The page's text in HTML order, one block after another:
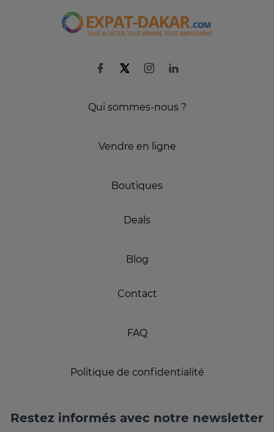
Qui sommes-nous ?
Vendre en ligne
Boutiques
Deals
Blog
Contact
FAQ
Politique de confidentialité
Restez informés avec notre newsletter